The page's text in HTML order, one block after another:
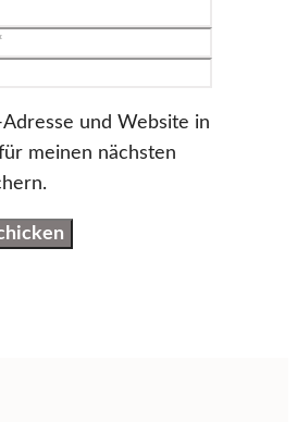
und Website in
meinen nächsten